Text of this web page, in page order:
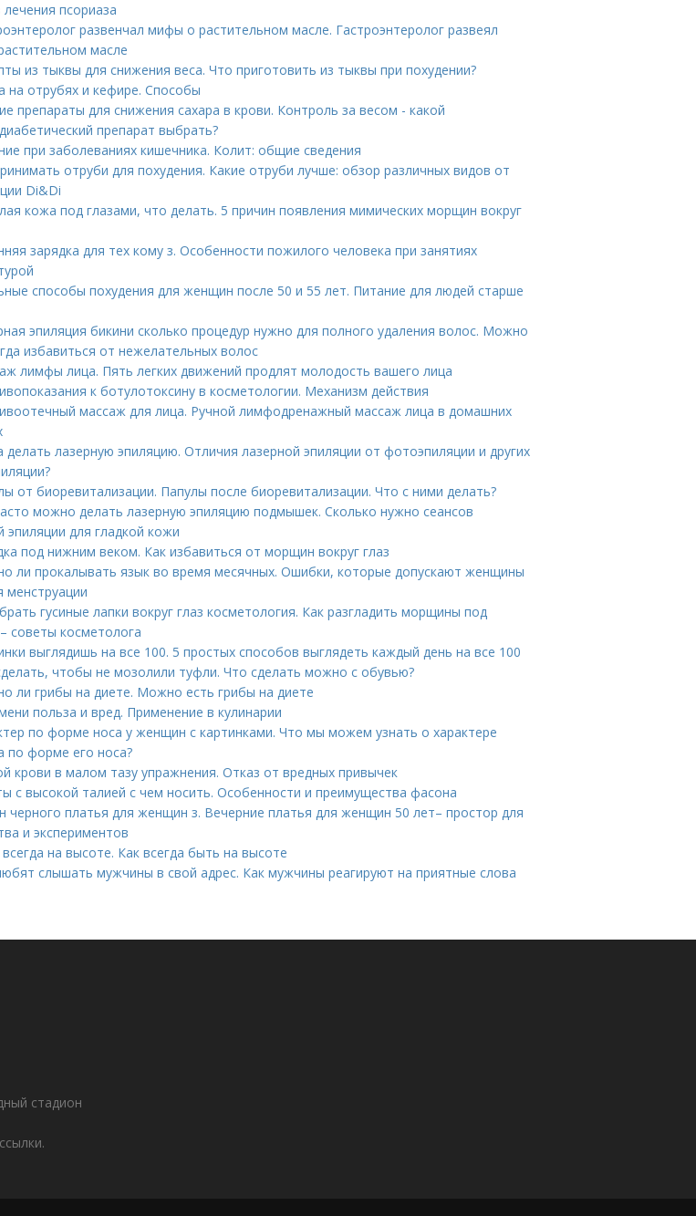
псориаза
развенчал мифы о растительном масле. Гастроэнтеролог развеял
масле
из тыквы для снижения веса. Что приготовить из тыквы при похудении?
на отрубях и кефире. Способы
препараты для снижения сахара в крови. Контроль за весом - какой
препарат выбрать?
при заболеваниях кишечника. Колит: общие сведения
отруби для похудения. Какие отруби лучше: обзор различных видов от
Di&Di
кожа под глазами, что делать. 5 причин появления мимических морщин вокруг
зарядка для тех кому з. Особенности пожилого человека при занятиях
способы похудения для женщин после 50 и 55 лет. Питание для людей старше
эпиляция бикини сколько процедур нужно для полного удаления волос. Можно
избавиться от нежелательных волос
лимфы лица. Пять легких движений продлят молодость вашего лица
к ботулотоксину в косметологии. Механизм действия
массаж для лица. Ручной лимфодренажный массаж лица в домашних
делать лазерную эпиляцию. Отличия лазерной эпиляции от фотоэпиляции и других
от биоревитализации. Папулы после биоревитализации. Что с ними делать?
можно делать лазерную эпиляцию подмышек. Сколько нужно сеансов
эпиляции для гладкой кожи
под нижним веком. Как избавиться от морщин вокруг глаз
ли прокалывать язык во время месячных. Ошибки, которые допускают женщины
менструации
гусиные лапки вокруг глаз косметология. Как разгладить морщины под
советы косметолога
выглядишь на все 100. 5 простых способов выглядеть каждый день на все 100
чтобы не мозолили туфли. Что сделать можно с обувью?
ли грибы на диете. Можно есть грибы на диете
польза и вред. Применение в кулинарии
по форме носа у женщин с картинками. Что мы можем узнать о характере
по форме его носа?
крови в малом тазу упражнения. Отказ от вредных привычек
с высокой талией с чем носить. Особенности и преимущества фасона
черного платья для женщин з. Вечерние платья для женщин 50 лет– простор для
и экспериментов
на высоте. Как всегда быть на высоте
слышать мужчины в свой адрес. Как мужчины реагируют на приятные слова
стадион